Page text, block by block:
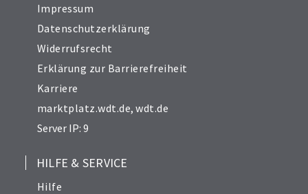
Impressum
Datenschutzerklärung
Widerrufsrecht
Erklärung zur Barrierefreiheit
Karriere
marktplatz.wdt.de,wdt.de
Server IP: 9
HILFE & SERVICE
Hilfe